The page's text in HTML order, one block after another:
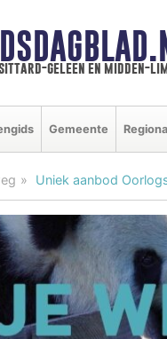
geleen en midden-
Gemeente
Uniek aanbod